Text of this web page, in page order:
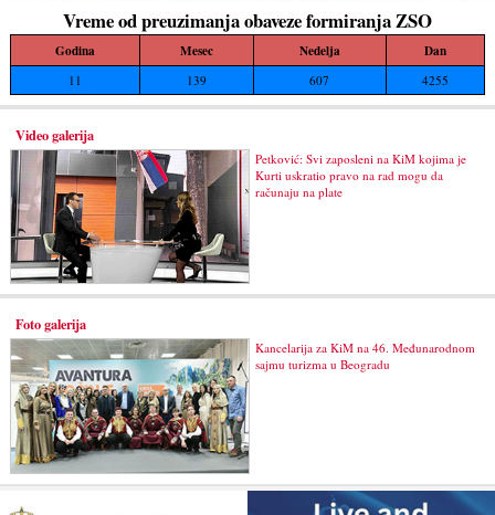
Vreme od preuzimanja obaveze formiranja ZSO
Godina Mesec Nedelja Dan
11 139 607 4255
Video galerija
Petković: Svi zaposleni na KiM kojima je
Kurti uskratio pravo na rad mogu da
računaju na plate
Foto galerija
Kancelarija za KiM na 46. Međunarodnom
sajmu turizma u Beogradu